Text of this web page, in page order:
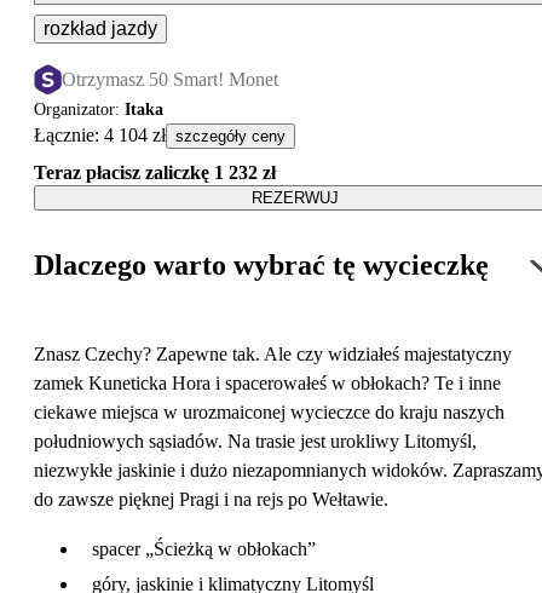
rozkład jazdy
Otrzymasz 50 Smart! Monet
Organizator: Itaka
Łącznie: 4 104 zł szczegóły ceny
Teraz płacisz zaliczkę 1 232 zł
REZERWUJ
Dlaczego warto wybrać tę wycieczkę
Znasz Czechy? Zapewne tak. Ale czy widziałeś majestatyczny
zamek Kuneticka Hora i spacerowałeś w obłokach? Te i inne
ciekawe miejsca w urozmaiconej wycieczce do kraju naszych
południowych sąsiadów. Na trasie jest urokliwy Litomyśl,
niezwykłe jaskinie i dużo niezapomnianych widoków.
do zawsze pięknej Pragi i na rejs po Wełtawie.
spacer „Ścieżką w obłokach”
góry, jaskinie i klimatyczny Litomyśl